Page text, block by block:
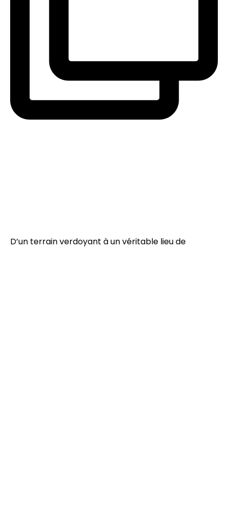
D’un terrain verdoyant à un véritable lieu de